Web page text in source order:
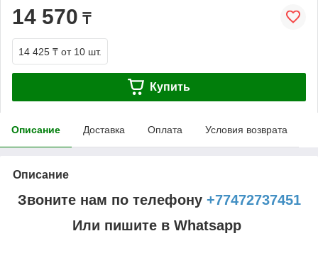
14 570 ₸
14 425 ₸ от 10 шт.
Купить
Описание Доставка Оплата Условия возврата
Описание
Звоните нам по телефону +77472737451
Или пишите в Whatsapp